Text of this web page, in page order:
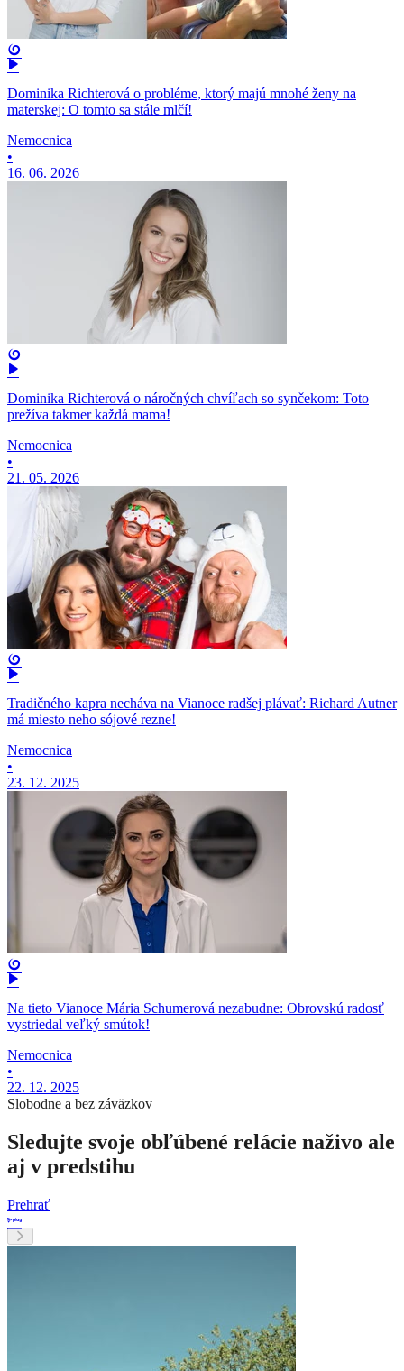
Dominika Richterová o probléme, ktorý majú mnohé ženy na
materskej: O tomto sa stále mlčí!
Nemocnica
•
16. 06. 2026
Dominika Richterová o náročných chvíľach so synčekom: Toto
prežíva takmer každá mama!
Nemocnica
•
21. 05. 2026
Tradičného kapra necháva na Vianoce radšej plávať: Richard Autner
má miesto neho sójové rezne!
Nemocnica
•
23. 12. 2025
Na tieto Vianoce Mária Schumerová nezabudne: Obrovskú radosť
vystriedal veľký smútok!
Nemocnica
•
22. 12. 2025
Slobodne a bez záväzkov
Sledujte svoje obľúbené relácie naživo ale
aj v predstihu
Prehrať